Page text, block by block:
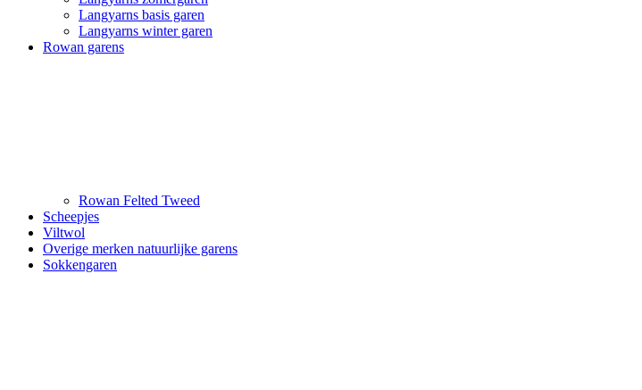
Langyarns basis garen
Langyarns winter garen
Rowan garens
Rowan Felted Tweed
Scheepjes
Viltwol
Overige merken natuurlijke garens
Sokkengaren